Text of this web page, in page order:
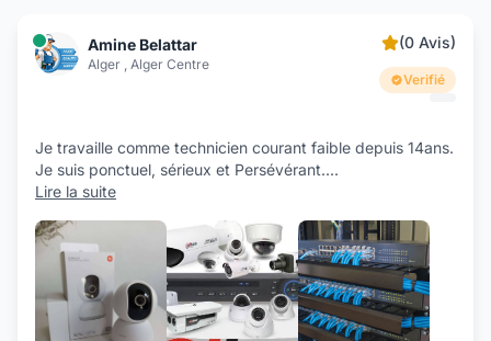
Amine Belattar
Alger , Alger Centre
(0 Avis)
Verifié
Je travaille comme technicien courant faible depuis 14ans.
Je suis ponctuel, sérieux et Persévérant....
Lire la suite